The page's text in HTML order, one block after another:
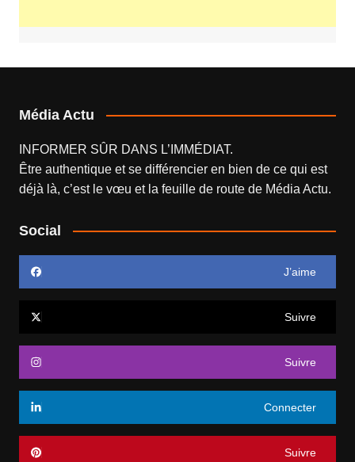
Média Actu
INFORMER SÛR DANS L’IMMÉDIAT.
Être authentique et se différencier en bien de ce qui est
déjà là, c’est le vœu et la feuille de route de Média Actu.
Social
J’aime
Suivre
Suivre
Connecter
Suivre